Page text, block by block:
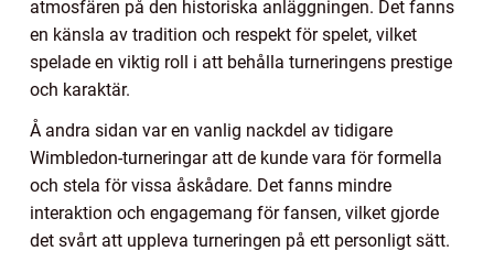
atmosfären på den historiska anläggningen. Det fanns
en känsla av tradition och respekt för spelet, vilket
spelade en viktig roll i att behålla turneringens prestige
och karaktär.
Å andra sidan var en vanlig nackdel av tidigare
Wimbledon-turneringar att de kunde vara för formella
och stela för vissa åskådare. Det fanns mindre
interaktion och engagemang för fansen, vilket gjorde
det svårt att uppleva turneringen på ett personligt sätt.